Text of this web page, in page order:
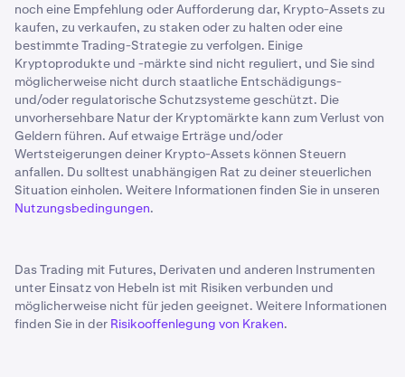
noch eine Empfehlung oder Aufforderung dar, Krypto-Assets zu
kaufen, zu verkaufen, zu staken oder zu halten oder eine
bestimmte Trading-Strategie zu verfolgen. Einige
Kryptoprodukte und -märkte sind nicht reguliert, und Sie sind
möglicherweise nicht durch staatliche Entschädigungs-
und/oder regulatorische Schutzsysteme geschützt. Die
unvorhersehbare Natur der Kryptomärkte kann zum Verlust von
Geldern führen. Auf etwaige Erträge und/oder
Wertsteigerungen deiner Krypto-Assets können Steuern
anfallen. Du solltest unabhängigen Rat zu deiner steuerlichen
Situation einholen. Weitere Informationen finden Sie in unseren
Nutzungsbedingungen.
Das Trading mit Futures, Derivaten und anderen Instrumenten
unter Einsatz von Hebeln ist mit Risiken verbunden und
möglicherweise nicht für jeden geeignet. Weitere Informationen
finden Sie in der Risikooffenlegung von Kraken.